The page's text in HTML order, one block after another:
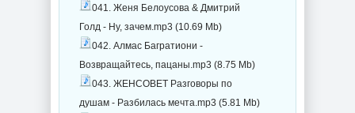
041. Женя Белоусова & Дмитрий
Голд - Ну, зачем.mp3 (10.69 Mb)
042. Алмас Багратиони -
Возвращайтесь, пацаны.mp3 (8.75 Mb)
043. ЖЕНСОВЕТ Разговоры по
душам - Разбилась мечта.mp3 (5.81 Mb)